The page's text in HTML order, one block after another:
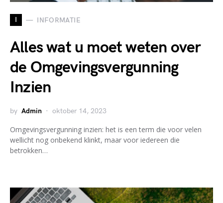
I INFORMATIE
Alles wat u moet weten over
de Omgevingsvergunning
Inzien
by Admin oktober 14, 2023
Omgevingsvergunning inzien: het is een term die voor velen
wellicht nog onbekend klinkt, maar voor iedereen die
betrokken…